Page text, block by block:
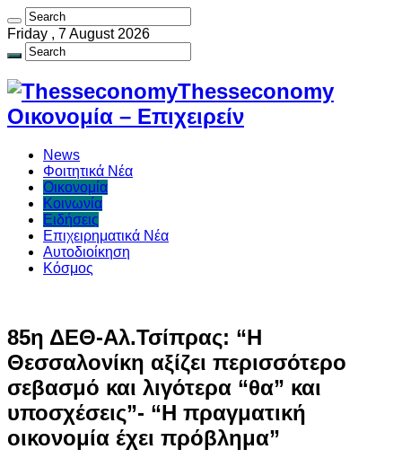
Friday , 7 August 2026
Thesseconomy
Οικονομία – Επιχειρείν
News
Φοιτητικά Νέα
Οικονομία
Κοινωνία
Ειδήσεις
Επιχειρηματικά Νέα
Αυτοδιοίκηση
Κόσμος
85η ΔΕΘ-Αλ.Τσίπρας: “Η
Θεσσαλονίκη αξίζει περισσότερο
σεβασμό και λιγότερα “θα” και
υποσχέσεις”- “Η πραγματική
οικονομία έχει πρόβλημα”